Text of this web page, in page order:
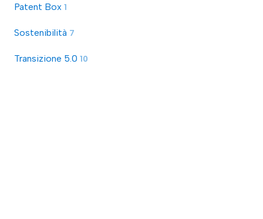
Patent Box 1
Sostenibilità 7
Transizione 5.0 10